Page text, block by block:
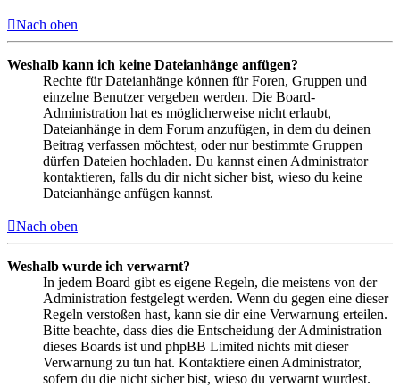
Nach oben
Weshalb kann ich keine Dateianhänge anfügen?
Rechte für Dateianhänge können für Foren, Gruppen und
einzelne Benutzer vergeben werden. Die Board-
Administration hat es möglicherweise nicht erlaubt,
Dateianhänge in dem Forum anzufügen, in dem du deinen
Beitrag verfassen möchtest, oder nur bestimmte Gruppen
dürfen Dateien hochladen. Du kannst einen Administrator
kontaktieren, falls du dir nicht sicher bist, wieso du keine
Dateianhänge anfügen kannst.
Nach oben
Weshalb wurde ich verwarnt?
In jedem Board gibt es eigene Regeln, die meistens von der
Administration festgelegt werden. Wenn du gegen eine dieser
Regeln verstoßen hast, kann sie dir eine Verwarnung erteilen.
Bitte beachte, dass dies die Entscheidung der Administration
dieses Boards ist und phpBB Limited nichts mit dieser
Verwarnung zu tun hat. Kontaktiere einen Administrator,
sofern du die nicht sicher bist, wieso du verwarnt wurdest.